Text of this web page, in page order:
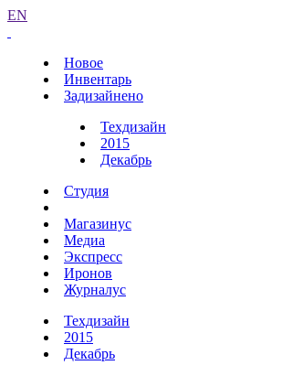
EN
Новое
Инвентарь
Задизайнено
Техдизайн
2015
Декабрь
Студия
Магазинус
Медиа
Экспресс
Иронов
Журналус
Техдизайн
2015
Декабрь